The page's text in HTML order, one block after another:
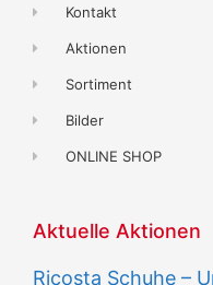
Kontakt
Aktionen
Sortiment
Bilder
ONLINE SHOP
Aktuelle Aktionen
Ricosta Schuhe –